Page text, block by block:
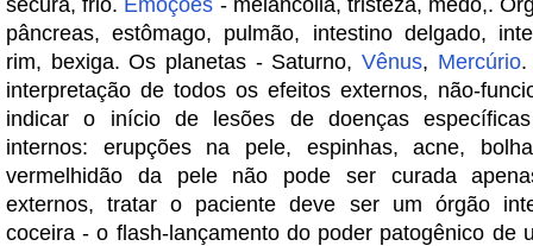
secura, frio. Emoções - melancolia, tristeza, medo,.
pâncreas, estômago, pulmão, intestino delgado,
rim, bexiga. Os planetas - Saturno, Vênus, Mercúrio
interpretação de todos os efeitos externos, não-
indicar o início de lesões de doenças
internos: erupções na pele, espinhas, acne,
vermelhidão da pele não pode ser curada
externos, tratar o paciente deve ser um órgão
coceira - o flash-lançamento do poder patogênico de